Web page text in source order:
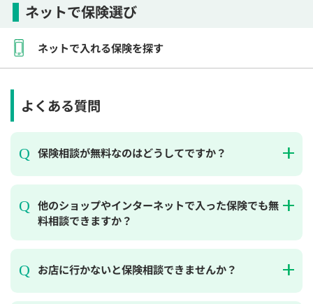
ネットで保険選び
ネットで入れる保険を探す
よくある質問
保険相談が無料なのはどうしてですか？
他のショップやインターネットで入った保険でも無
料相談できますか？
お店に行かないと保険相談できませんか？